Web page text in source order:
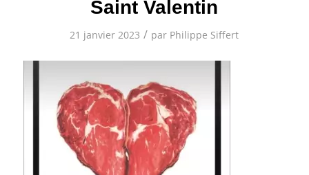
Saint Valentin
21 janvier 2023 / par Philippe Siffert